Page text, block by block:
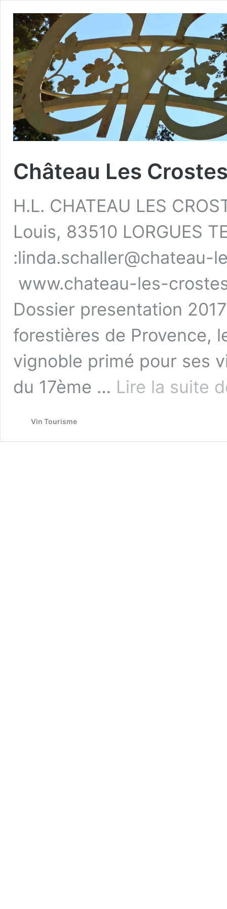
Château Les
H.L. CHATEAU LES
Louis, 83510 LORGUES
:linda.schaller@chateau-
www.chateau-les-
Dossier presentation
forestières de Provence,
vignoble primé pour ses
du 17ème … Lire la suite
Vin Tourisme